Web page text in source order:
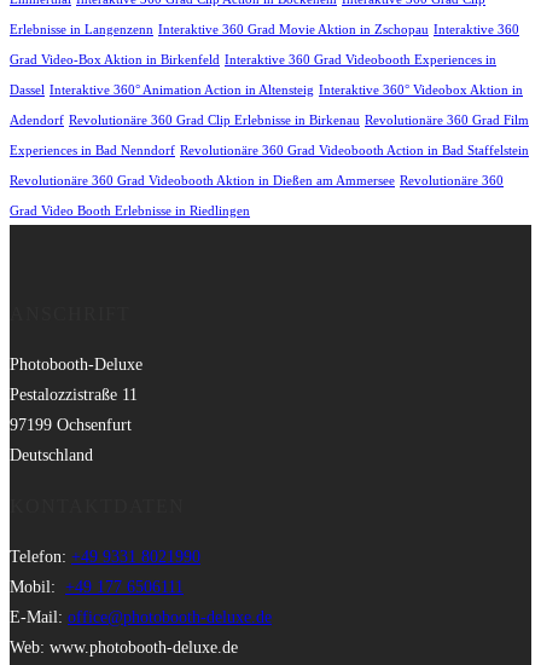
Erlebnisse in Langenzenn Interaktive 360 Grad Movie Aktion in Zschopau Interaktive 360
Grad Video-Box Aktion in Birkenfeld Interaktive 360 Grad Videobooth Experiences in
Dassel Interaktive 360° Animation Action in Altensteig Interaktive 360° Videobox Aktion in
Adendorf Revolutionäre 360 Grad Clip Erlebnisse in Birkenau Revolutionäre 360 Grad Film
Experiences in Bad Nenndorf Revolutionäre 360 Grad Videobooth Action in Bad Staffelstein
Revolutionäre 360 Grad Videobooth Aktion in Dießen am Ammersee Revolutionäre 360
Grad Video Booth Erlebnisse in Riedlingen
Photobooth-Deluxe
Pestalozzistraße 11
97199 Ochsenfurt
Deutschland
Telefon: +49 9331 8021990
Mobil: +49 177 6506111
E-Mail: office@photobooth-deluxe.de
Web: www.photobooth-deluxe.de